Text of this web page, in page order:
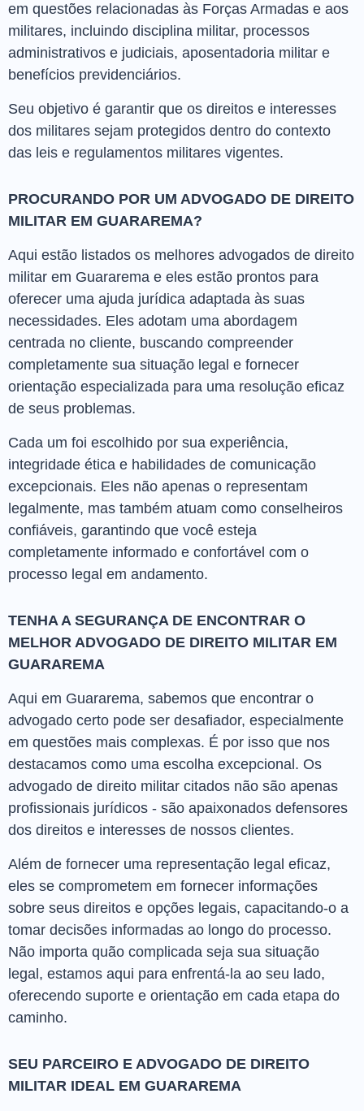
em questões relacionadas às Forças Armadas e aos
militares, incluindo disciplina militar, processos
administrativos e judiciais, aposentadoria militar e
benefícios previdenciários.
Seu objetivo é garantir que os direitos e interesses
dos militares sejam protegidos dentro do contexto
das leis e regulamentos militares vigentes.
PROCURANDO POR UM ADVOGADO DE DIREITO
MILITAR EM GUARAREMA?
Aqui estão listados os melhores advogados de direito
militar em Guararema e eles estão prontos para
oferecer uma ajuda jurídica adaptada às suas
necessidades. Eles adotam uma abordagem
centrada no cliente, buscando compreender
completamente sua situação legal e fornecer
orientação especializada para uma resolução eficaz
de seus problemas.
Cada um foi escolhido por sua experiência,
integridade ética e habilidades de comunicação
excepcionais. Eles não apenas o representam
legalmente, mas também atuam como conselheiros
confiáveis, garantindo que você esteja
completamente informado e confortável com o
processo legal em andamento.
TENHA A SEGURANÇA DE ENCONTRAR O
MELHOR ADVOGADO DE DIREITO MILITAR EM
GUARAREMA
Aqui em Guararema, sabemos que encontrar o
advogado certo pode ser desafiador, especialmente
em questões mais complexas. É por isso que nos
destacamos como uma escolha excepcional. Os
advogado de direito militar citados não são apenas
profissionais jurídicos - são apaixonados defensores
dos direitos e interesses de nossos clientes.
Além de fornecer uma representação legal eficaz,
eles se comprometem em fornecer informações
sobre seus direitos e opções legais, capacitando-o a
tomar decisões informadas ao longo do processo.
Não importa quão complicada seja sua situação
legal, estamos aqui para enfrentá-la ao seu lado,
oferecendo suporte e orientação em cada etapa do
caminho.
SEU PARCEIRO E ADVOGADO DE DIREITO
MILITAR IDEAL EM GUARAREMA